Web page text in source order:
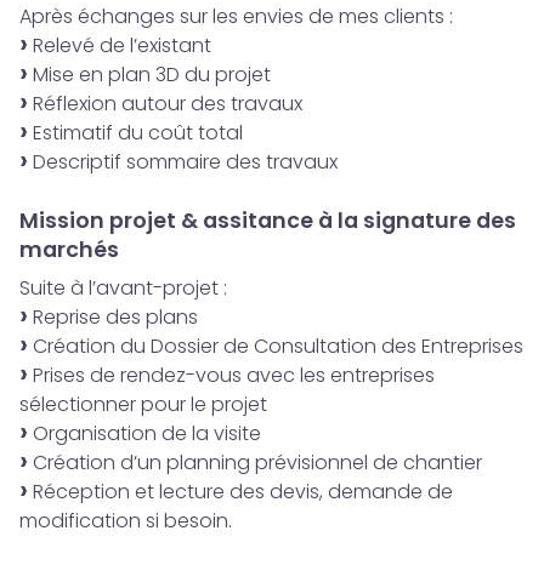
Après échanges sur les envies de mes clients :
Relevé de l’existant
Mise en plan 3D du projet
Réflexion autour des travaux
Estimatif du coût total
Descriptif sommaire des travaux
Mission projet & assitance à la signature des
marchés
Suite à l’avant-projet :
Reprise des plans
Création du Dossier de Consultation des Entreprises
Prises de rendez-vous avec les entreprises
sélectionner pour le projet
Organisation de la visite
Création d’un planning prévisionnel de chantier
Réception et lecture des devis, demande de
modification si besoin.